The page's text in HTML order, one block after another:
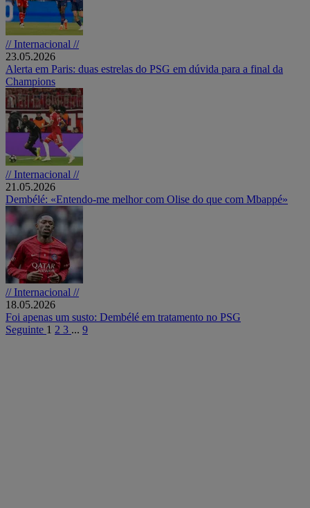
// Internacional //
23.05.2026
Alerta em Paris: duas estrelas do PSG em dúvida para a final da
Champions
// Internacional //
21.05.2026
Dembélé: «Entendo-me melhor com Olise do que com Mbappé»
// Internacional //
18.05.2026
Foi apenas um susto: Dembélé em tratamento no PSG
Seguinte 1 2 3 ... 9